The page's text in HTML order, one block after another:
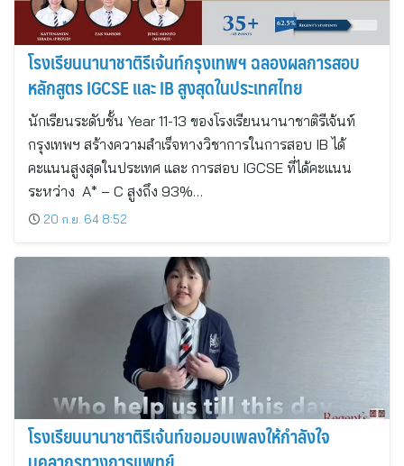
โรงเรียนนานาชาติรีเจ้นท์กรุงเทพฯ ฉลองผลการสอบ
หลักสูตร IGCSE และ IB สูงสุดในประเทศไทย
นักเรียนระดับชั้น Year 11-13 ของโรงเรียนนานาชาติรีเจ้นท์
กรุงเทพฯ สร้างความสำเร็จทางวิชาการในการสอบ IB ได้
คะแนนสูงสุดในประเทศ และ การสอบ IGCSE ที่ได้คะแนน
ระหว่าง A* – C สูงถึง 93%…
20 ก.ย. 64 8:52
โรงเรียนนานาชาติรีเจ้นท์ขอมอบเพลงให้กำลังใจ